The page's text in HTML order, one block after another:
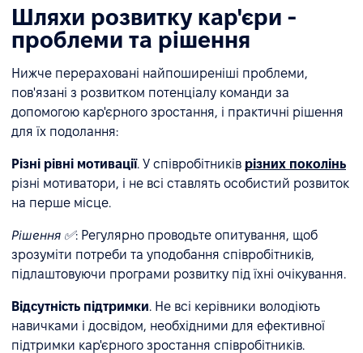
Шляхи розвитку кар'єри -
проблеми та рішення
Нижче перераховані найпоширеніші проблеми,
пов'язані з розвитком потенціалу команди за
допомогою кар'єрного зростання, і практичні рішення
для їх подолання:
Різні рівні мотивації. У співробітників різних поколінь
різні мотиватори, і не всі ставлять особистий розвиток
на перше місце.
Рішення ✅: Регулярно проводьте опитування, щоб
зрозуміти потреби та уподобання співробітників,
підлаштовуючи програми розвитку під їхні очікування.
Відсутність підтримки. Не всі керівники володіють
навичками і досвідом, необхідними для ефективної
підтримки кар'єрного зростання співробітників.